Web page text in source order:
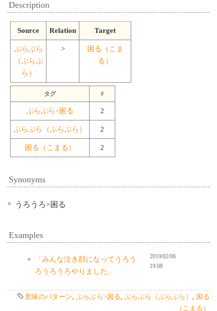
Description
Source Relation Target
ぶらぶら
（ぶらぶ
ら）
>
困る（こま
る）
タグ #
ぶらぶら>困る 2
ぶらぶら（ぶらぶら） 2
困る（こまる） 2
Synonyms
うろうろ>困る
Examples
「みんな泣き顔になってうろう
ろうろうろやりました」
2019/02/06
19:08
意味のパターン ぶらぶら>困る ぶらぶら（ぶらぶら）
困る
（こまる）